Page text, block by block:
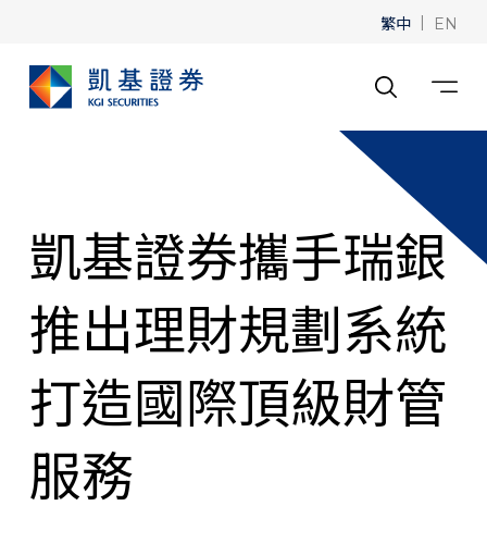
繁中 | EN
凱基證券攜手瑞銀
推出理財規劃系統
打造國際頂級財管
服務